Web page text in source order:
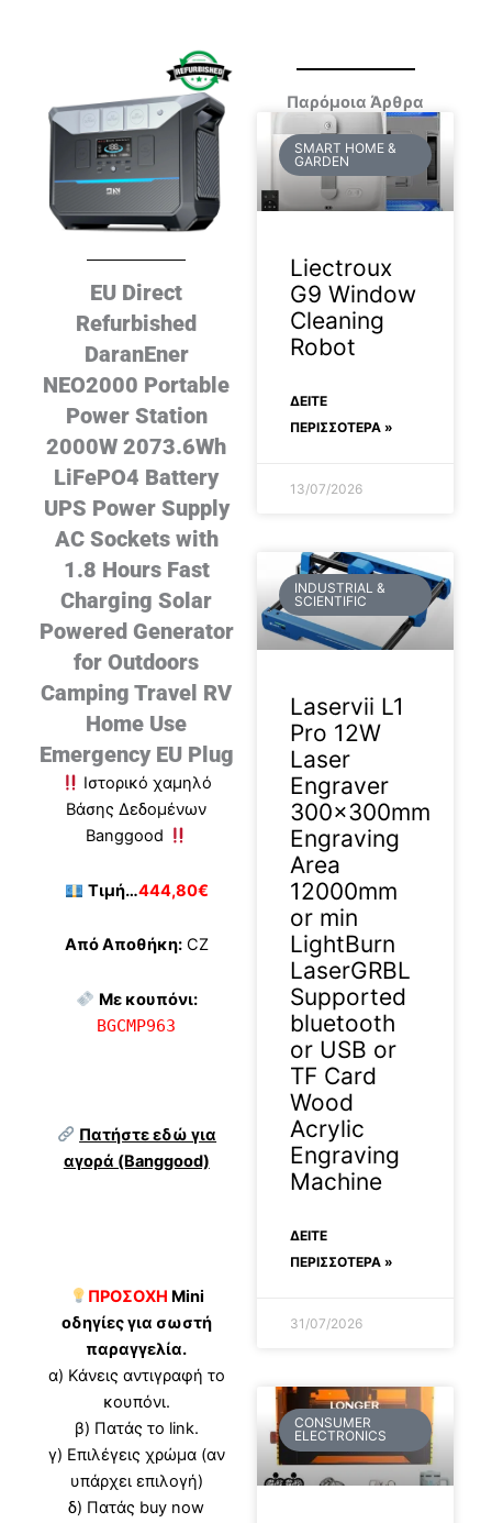
EU Direct
Refurbished
DaranEner
NEO2000 Portable
Power Station
2000W 2073.6Wh
LiFePO4 Battery
UPS Power Supply
AC Sockets with
1.8 Hours Fast
Charging Solar
Powered Generator
for Outdoors
Camping Travel RV
Home Use
Emergency EU Plug
Ιστορικό χαμηλό
Βάσης Δεδομένων
Banggood
Τιμή…444,80€
Από Αποθήκη:CZ
Με κουπόνι:
BGCMP963
Πατήστε εδώ για
αγορά (Banggood)
ΠΡΟΣΟΧΗ Mini
οδηγίες για σωστή
παραγγελία.
α) Κάνεις αντιγραφή το
κουπόνι.
β) Πατάς το link.
γ) Επιλέγεις χρώμα (αν
υπάρχει επιλογή)
δ) Πατάς buy now
Παρόμοια Άρθρα
SMART HOME &
GARDEN
Liectroux
G9 Window
Cleaning
Robot
ΔΕΊΤΕ
ΠΕΡΙΣΣΟΤΕΡΑ »
13/07/2026
INDUSTRIAL &
SCIENTIFIC
Laservii L1
Pro 12W
Laser
Engraver
300x300mm
Engraving
Area
12000mm
or min
LightBurn
LaserGRBL
Supported
bluetooth
or USB or
TF Card
Wood
Acrylic
Engraving
Machine
ΔΕΊΤΕ
ΠΕΡΙΣΣΟΤΕΡΑ »
31/07/2026
CONSUMER
ELECTRONICS